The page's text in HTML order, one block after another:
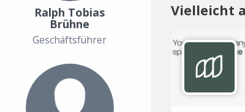
Ralph Tobias
Brühne
Geschäftsführer
Vielleicht